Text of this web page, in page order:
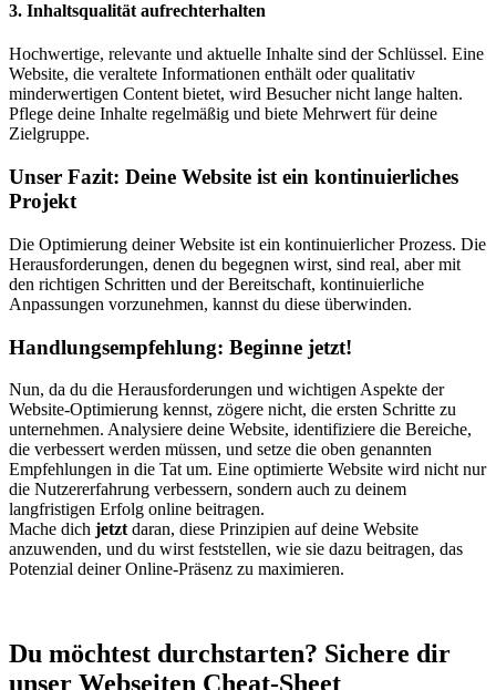
3. Inhaltsqualität aufrechterhalten
Hochwertige, relevante und aktuelle Inhalte sind der Schlüssel. Eine
Website, die veraltete Informationen enthält oder qualitativ
minderwertigen Content bietet, wird Besucher nicht lange halten.
Pflege deine Inhalte regelmäßig und biete Mehrwert für deine
Zielgruppe.
Unser Fazit: Deine Website ist ein kontinuierliches
Projekt
Die Optimierung deiner Website ist ein kontinuierlicher Prozess. Die
Herausforderungen, denen du begegnen wirst, sind real, aber mit
den richtigen Schritten und der Bereitschaft, kontinuierliche
Anpassungen vorzunehmen, kannst du diese überwinden.
Handlungsempfehlung: Beginne jetzt!
Nun, da du die Herausforderungen und wichtigen Aspekte der
Website-Optimierung kennst, zögere nicht, die ersten Schritte zu
unternehmen. Analysiere deine Website, identifiziere die Bereiche,
die verbessert werden müssen, und setze die oben genannten
Empfehlungen in die Tat um. Eine optimierte Website wird nicht nur
die Nutzererfahrung verbessern, sondern auch zu deinem
langfristigen Erfolg online beitragen.
Mache dich jetzt daran, diese Prinzipien auf deine Website
anzuwenden, und du wirst feststellen, wie sie dazu beitragen, das
Potenzial deiner Online-Präsenz zu maximieren.
Du möchtest durchstarten? Sichere dir
unser Webseiten Cheat-Sheet